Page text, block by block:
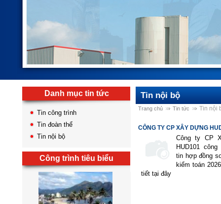
Danh mục tin tức
Tin công trình
Tin đoàn thể
Tin nội bộ
Công trình tiêu biểu
Tin nội bộ
Trang chủ Tin tức Tin nội
CÔNG TY CP XÂY DỰNG
Công ty CP
HUD101
tin hợp đồng
kiểm toán
tiết tại đây